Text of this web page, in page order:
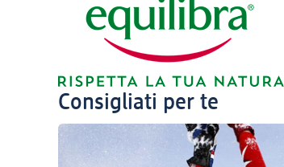
Consigliati per te